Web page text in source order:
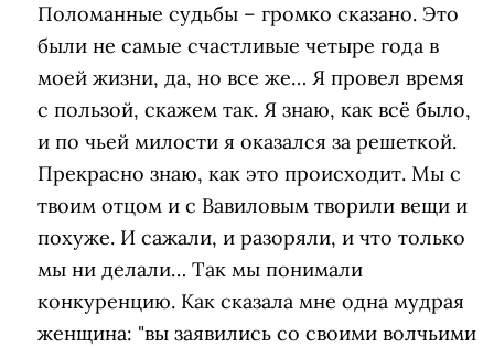
Поломанные судьбы – громко сказано. Это
были не самые счастливые четыре года в
моей жизни, да, но все же… Я провел время
с пользой, скажем так. Я знаю, как всё было,
и по чьей милости я оказался за решеткой.
Прекрасно знаю, как это происходит. Мы с
твоим отцом и с Вавиловым творили вещи и
похуже. И сажали, и разоряли, и что только
мы ни делали… Так мы понимали
конкуренцию. Как сказала мне одна мудрая
женщина: "вы заявились со своими волчьими